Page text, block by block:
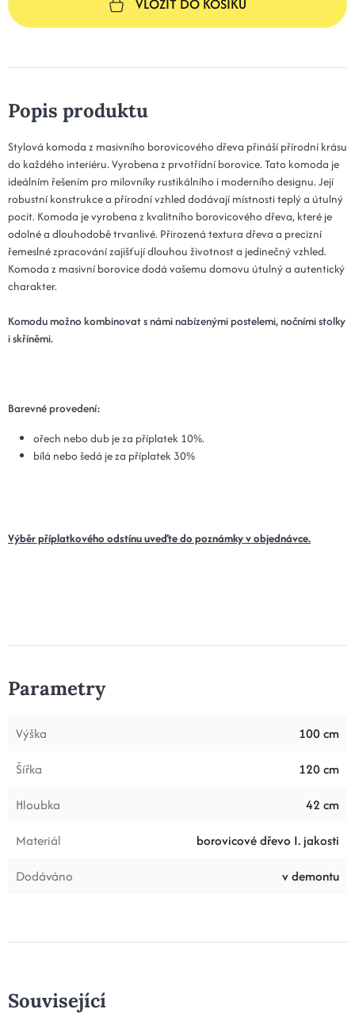
VLOŽIT DO KOŠÍKU
Popis produktu
Stylová komoda z masivního borovicového dřeva přináší přírodní krásu
do každého interiéru. Vyrobena z prvotřídní borovice. Tato komoda je
ideálním řešením pro milovníky rustikálního i moderního designu. Její
robustní konstrukce a přírodní vzhled dodávají místnosti teplý a útulný
pocit. Komoda je vyrobena z kvalitního borovicového dřeva, které je
odolné a dlouhodobě trvanlivé. Přirozená textura dřeva a precizní
řemeslné zpracování zajišťují dlouhou životnost a jedinečný vzhled.
Komoda z masivní borovice dodá vašemu domovu útulný a autentický
charakter.
Komodu možno kombinovat s námi nabízenými postelemi, nočními stolky
i skříněmi.
Barevné provedení:
ořech nebo dub je za příplatek 10%.
bílá nebo šedá je za příplatek 30%
Výběr příplatkového odstínu uveďte do poznámky v objednávce.
Parametry
Výška
100 cm
Šířka
120 cm
Hloubka
42 cm
Materiál
borovicové dřevo I. jakosti
Dodáváno
v demontu
Související